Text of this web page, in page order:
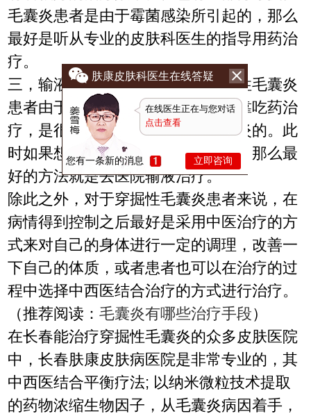
毛囊炎患者是由于霉菌感染所引起的，那么
最好是听从专业的皮肤科医生的指导用药治
疗。
三，输液治疗。有些急性期的穿掘性毛囊炎
患者由于病发症状比较急，所以单靠吃药治
疗，是很难快速控制住穿掘性毛囊炎的。此
时如果想要快速治好穿掘性毛囊炎，那么最
好的方法就是去医院输液治疗。
除此之外，对于穿掘性毛囊炎患者来说，在
病情得到控制之后最好是采用中医治疗的方
式来对自己的身体进行一定的调理，改善一
下自己的体质，或者患者也可以在治疗的过
程中选择中西医结合治疗的方式进行治疗。
（推荐阅读：毛囊炎有哪些治疗手段）
在长春能治疗穿掘性毛囊炎的众多皮肤医院
中，长春肤康皮肤病医院是非常专业的，其
中西医结合平衡疗法; 以纳米微粒技术提取
的药物浓缩生物因子，从毛囊炎病因着手，
肤康皮肤科医生在线答疑
在线医生正在与您对话
点击查看
您有一条新的消息 立即咨询